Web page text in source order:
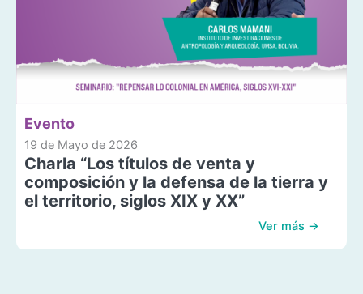
Evento
19 de Mayo de 2026
Charla “Los títulos de venta y
composición y la defensa de la tierra y
el territorio, siglos XIX y XX”
Ver más →